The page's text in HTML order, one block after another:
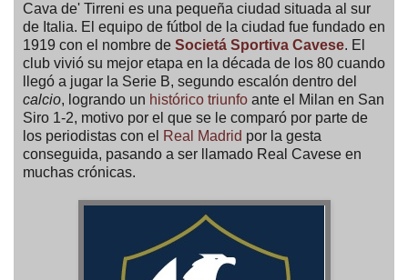
Cava de' Tirreni es una pequeña ciudad situada al sur
de Italia. El equipo de fútbol de la ciudad fue fundado en
1919 con el nombre de Societá Sportiva Cavese. El
club vivió su mejor etapa en la década de los 80 cuando
llegó a jugar la Serie B, segundo escalón dentro del
calcio, logrando un histórico triunfo ante el Milan en San
Siro 1-2, motivo por el que se le comparó por parte de
los periodistas con el Real Madrid por la gesta
conseguida, pasando a ser llamado Real Cavese en
muchas crónicas.